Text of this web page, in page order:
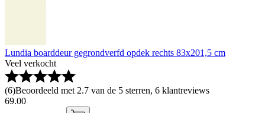
Lundia boarddeur gegrondverfd opdek rechts 83x201,5 cm
Veel verkocht
(6)Beoordeeld met 2.7 van de 5 sterren, 6 klantreviews
69.00